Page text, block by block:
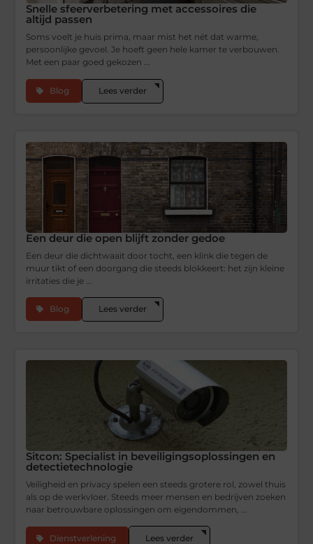
Snelle sfeerverbetering met accessoires die
altijd passen
Soms voelt je huis prima, maar mist het nét dat warme,
persoonlijke gevoel. Je hoeft geen hele kamer te verbouwen.
Met een paar goed gekozen ...
Blog Lees verder
Een deur die open blijft zonder gedoe
Een deur die dichtwaait door tocht, een klink die tegen de
muur tikt of een doorgang die steeds blokkeert: het zijn kleine
irritaties die je ...
Blog Lees verder
Sitcon: Specialist in beveiligingsoplossingen en
detectietechnologie
Veiligheid en privacy spelen een steeds grotere rol, zowel thuis
als op de werkvloer. Steeds meer mensen en bedrijven zoeken
naar betrouwbare oplossingen om eigendommen, ...
Dienstverlening Lees verder